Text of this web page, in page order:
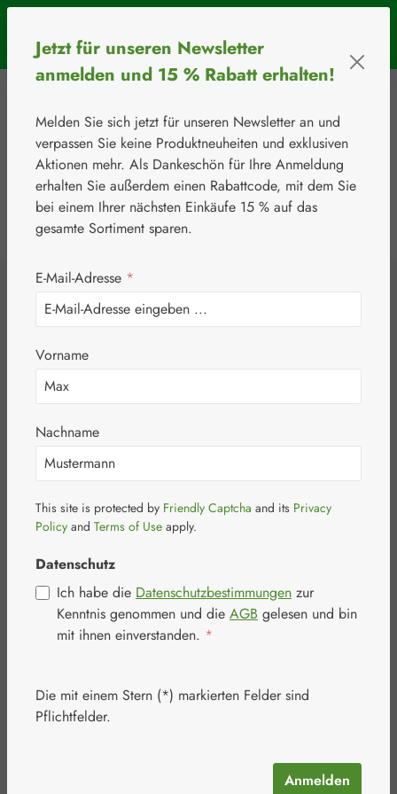
RabattcodeBIOS55 € Rabatt ab einem Warenkorbwert von 50 €.
Werkzeugleiste anzeigen
Unsere Topseller
Kapseln
Vitamin B Komplex + Folsäure Bios Kapseln enthalten die
Vitamine können im Körper nicht langfristig gespeichert
werden. Folsäure kommt vor allem in grünem Blattgemüse,
Jetzt für unseren Newsletter
anmelden und 15 % Rabatt erhalten!
Melden Sie sich jetzt für unseren Newsletter an und
verpassen Sie keine Produktneuheiten und exklusiven
Aktionen mehr. Als Dankeschön für Ihre Anmeldung
erhalten Sie außerdem einen Rabattcode, mit dem Sie
bei einem Ihrer nächsten Einkäufe 15 % auf das
gesamte Sortiment sparen.
E-Mail-Adresse *
Vorname
Nachname
This site is protected by Friendly Captcha and its Privacy
Policy and Terms of Use apply.
Datenschutz
Ich habe die Datenschutzbestimmungen zur
Kenntnis genommen und die AGB gelesen und bin
mit ihnen einverstanden. *
Die mit einem Stern (*) markierten Felder sind
Pflichtfelder.
Anmelden